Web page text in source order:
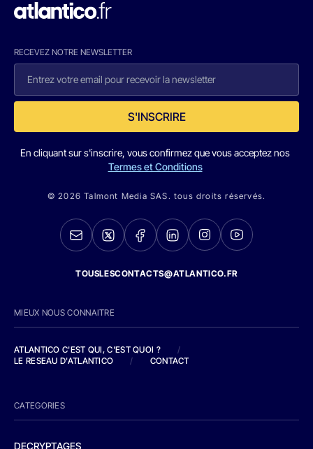
RECEVEZ NOTRE NEWSLETTER
S'INSCRIRE
En cliquant sur s'inscrire, vous confirmez que vous acceptez nos
Termes et Conditions
© 2026 Talmont Media SAS. tous droits réservés.
TOUSLESCONTACTS@ATLANTICO.FR
MIEUX NOUS CONNAITRE
ATLANTICO C'EST QUI, C'EST QUOI ?
/
LE RESEAU D'ATLANTICO
/ CONTACT
CATEGORIES
DECRYPTAGES